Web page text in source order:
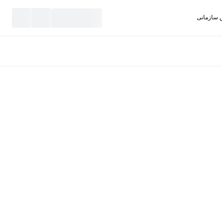
سازمانی